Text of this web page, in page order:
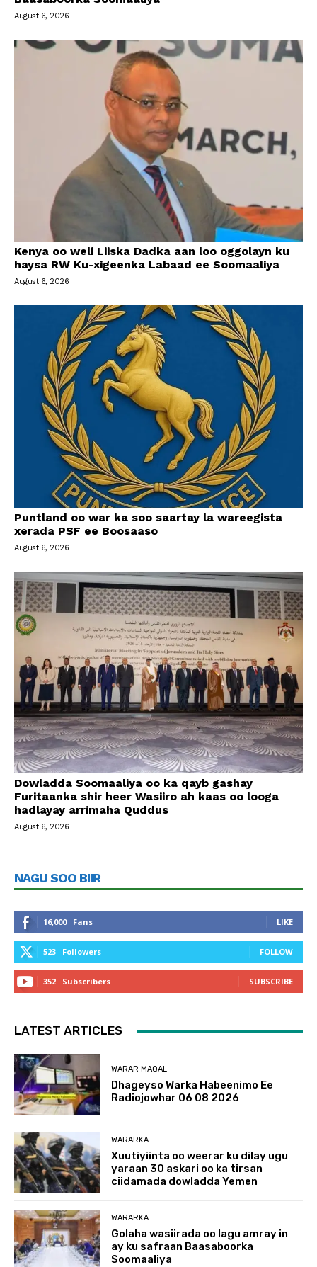
August 6, 2026
Kenya oo weli Liiska Dadka aan loo oggolayn ku
haysa RW Ku-xigeenka Labaad ee Soomaaliya
August 6, 2026
Puntland oo war ka soo saartay la wareegista
xerada PSF ee Boosaaso
August 6, 2026
Dowladda Soomaaliya oo ka qayb gashay
Furitaanka shir heer Wasiiro ah kaas oo looga
hadlayay arrimaha Quddus
August 6, 2026
NAGU SOO BIIR
16,000 Fans LIKE
523 Followers FOLLOW
352 Subscribers SUBSCRIBE
LATEST ARTICLES
WARAR MAQAL
Dhageyso Warka Habeenimo Ee
Radiojowhar 06 08 2026
WARARKA
Xuutiyiinta oo weerar ku dilay ugu
yaraan 30 askari oo ka tirsan
ciidamada dowladda Yemen
WARARKA
Golaha wasiirada oo lagu amray in
ay ku safraan Baasaboorka
Soomaaliya